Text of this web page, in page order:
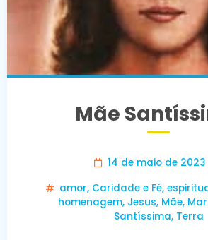
Mãe
14 de maio de 2023
amor, Caridade e Fé,
homenagem, Jesus, Mãe,
Santíssima, Terra